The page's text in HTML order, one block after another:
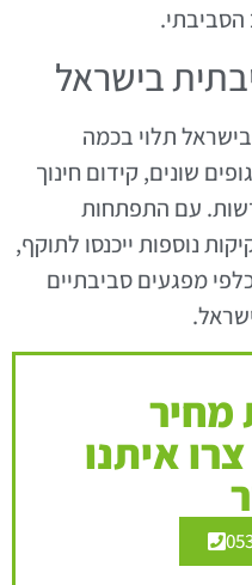
בישראל
תלוי בכמה
שונים, קידום חינוך
עם התפתחות
נוספות ייכנסו לתוקף,
מפגעים סביבתיים
מחיר
איתנו